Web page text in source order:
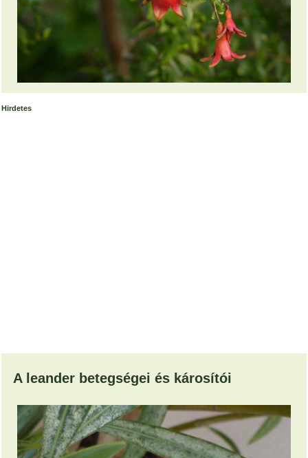
Hirdetes
A leander betegségei és károsítói